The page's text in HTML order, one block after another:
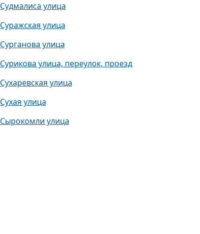
Судмалиса улица
Суражская улица
Сурганова улица
Сурикова улица, переулок, проезд
Сухаревская улица
Сухая улица
Сырокомли улица